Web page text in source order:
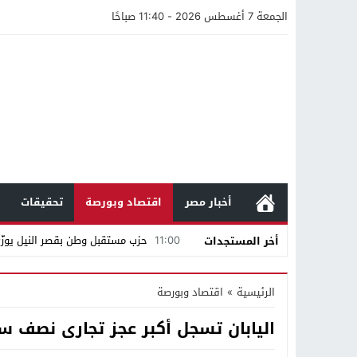
الجمعة 7 أغسطس 2026 - 11:40 صباحًا
أخبار مصر اقتصاد وبورصة تحقيقات
أخر المستجدات
11:00 حزب مستقبل وطن بقصر النيل
12:47مستندات قطرية تكشف استمرار
21:40
مواطن كويتي يقع ضحية عملية
16:20من عامل بناء إلى إمبراطور
الرئيسية » اقتصاد وبورصة
اليابان تسجل أكبر عجز تجارى نصف